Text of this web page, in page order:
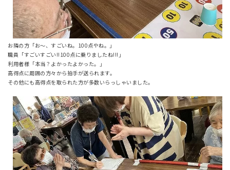
お隣の方「お～、すごいね。100点やね。」
職員「すごいすごい!!100点に乗りましたね!!!」
利用者様「本当？よかったよかった。」
高得点に周囲の方々から拍手が送られます。
その他にも高得点を取られた方が多数いらっしゃいました。